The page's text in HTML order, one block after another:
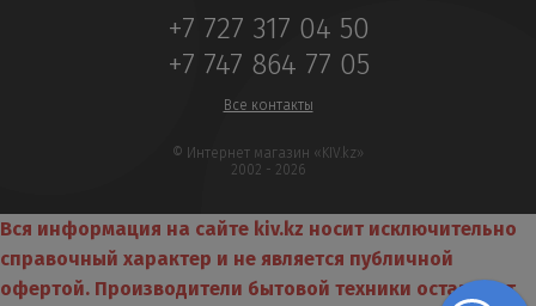
+7 727 317 04 50
+7 747 864 77 05
Все контакты
© Интернет магазин «KIV.kz»
2002 - 2026
Вся информация на сайте kiv.kz носит исключительно
справочный характер и не является публичной
офертой. Производители бытовой техники оставляют